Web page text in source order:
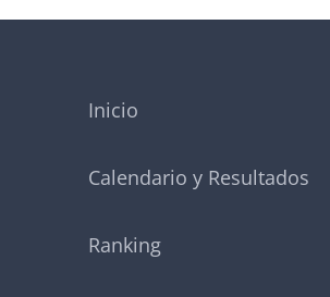
Inicio
Calendario y Resultados
Ranking